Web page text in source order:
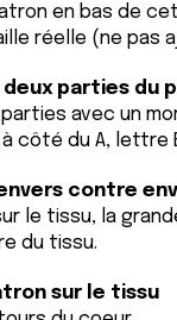
en bas de
réelle (ne pas
deux parties du
avec un
côté du A, lettre
contre
le tissu, la
du tissu.
sur le tissu